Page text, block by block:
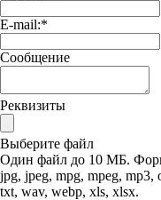
E-mail:*
Сообщение
Реквизиты
Выберите файл
Один файл до 10 МБ.
jpg, jpeg, mpg, mpeg,
txt, wav, webp, xls, xlsx.